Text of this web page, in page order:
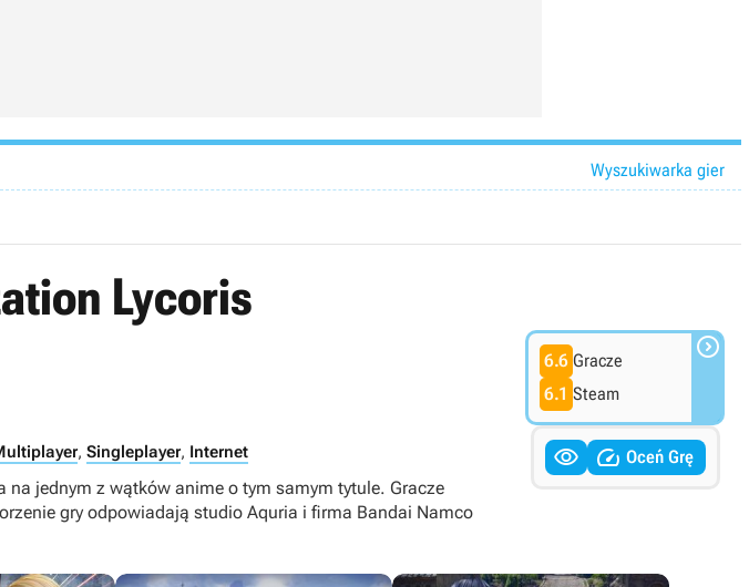
Wyszukiwarka gier
Lycoris
, Singleplayer, Internet
na jednym z wątków anime o tym samym tytule. Gracze
gry odpowiadają studio Aquria i firma Bandai Namco
6.6 Gracze
6.1 Steam

  Oceń Grę